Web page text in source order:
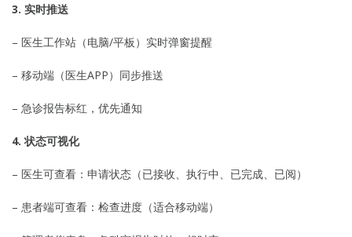
3. 实时推送
– 医生工作站（电脑/平板）实时弹窗提醒
– 移动端（医生APP）同步推送
– 急诊报告标红，优先通知
4. 状态可视化
– 医生可查看：申请状态（已接收、执行中、已完成、已阅）
– 患者端可查看：检查进度（适合移动端）